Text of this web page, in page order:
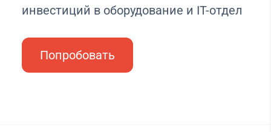
инвестиций в оборудование и IT-отдел
Попробовать